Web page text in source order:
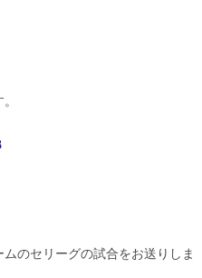
のセリーグの試合をお送りしま